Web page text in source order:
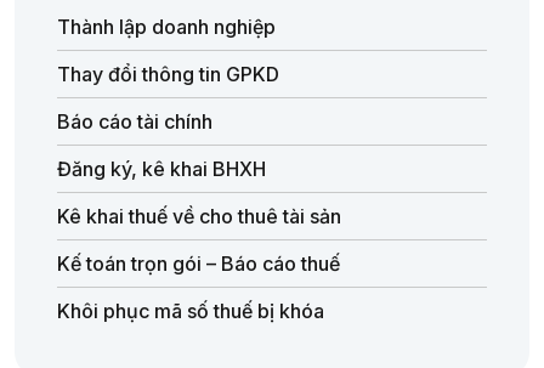
Thành lập doanh nghiệp
Thay đổi thông tin GPKD
Báo cáo tài chính
Đăng ký, kê khai BHXH
Kê khai thuế về cho thuê tài sản
Kế toán trọn gói – Báo cáo thuế
Khôi phục mã số thuế bị khóa